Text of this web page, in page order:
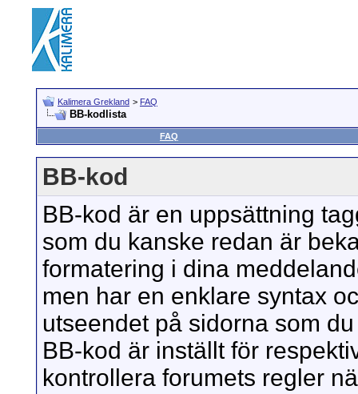
Kalimera Grekland > FAQ
BB-kodlista
FAQ
BB-kod
BB-kod är en uppsättning
som du kanske redan är
formatering i dina
men har en enklare syntax
utseendet på sidorna som
BB-kod är inställt för
kontrollera forumets regler